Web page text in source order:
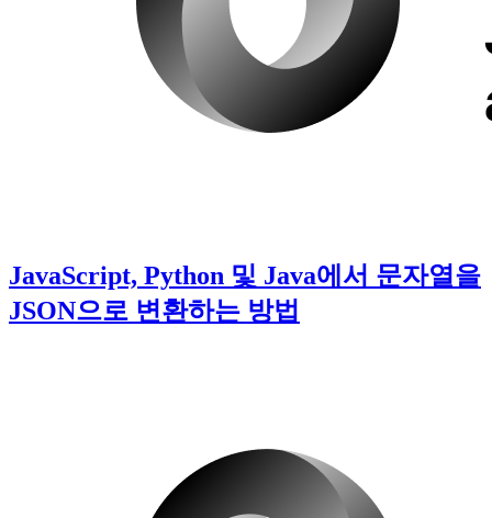
JavaScript, Python 및 Java에서 문자열을
JSON으로 변환하는 방법